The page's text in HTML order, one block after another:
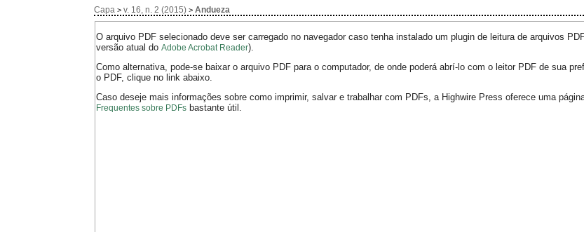
Capa >v. 16, n. 2 (2015) >Andueza
O arquivo PDF selecionado deve ser carregado no navegador caso tenha instalado um plugin de leitura de arquivos
versão atual doAdobe Acrobat Reader).
Como alternativa, pode-se baixar o arquivo PDF para o computador, de onde poderá abrí-lo com o leitor PDF de sua
o PDF, clique no link abaixo.
Caso deseje mais informações sobre como imprimir, salvar e trabalhar com PDFs, a Highwire Press oferece uma
Frequentes sobre PDFs bastante útil.